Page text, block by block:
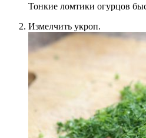
Тонкие ломтики огурцов
Измелчить укроп.